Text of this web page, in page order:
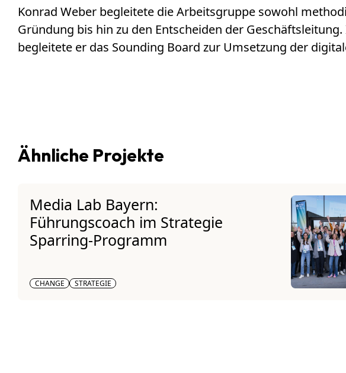
Konrad Weber begleitete die Arbeitsgruppe sowohl
Gründung bis hin zu den Entscheiden der
begleitete er das Sounding Board zur Umsetzung der
Ähnliche Projekte
Media Lab Bayern:
Führungscoach im Strategie
Sparring-Programm
CHANGE STRATEGIE